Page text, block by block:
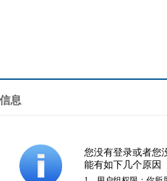
息
您没有登录或者您
能有如下几个原因